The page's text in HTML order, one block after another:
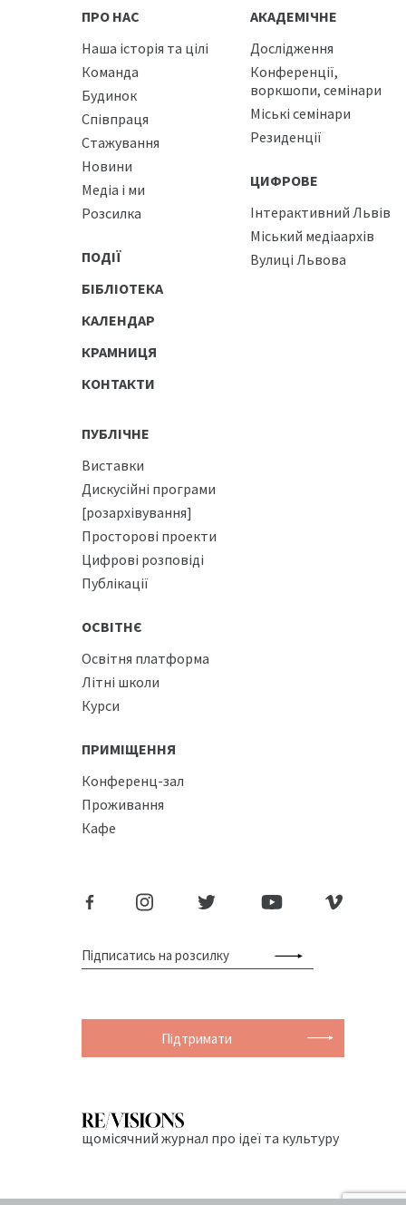
ПРО НАС
Наша історія та цілі
Команда
Будинок
Співпраця
Стажування
Новини
Медіа і ми
Розсилка
ПОДІЇ
БІБЛІОТЕКА
КАЛЕНДАР
КРАМНИЦЯ
КОНТАКТИ
АКАДЕМІЧНЕ
Дослідження
Конференції,
воркшопи, семінари
Міські семінари
Резиденції
ЦИФРОВЕ
Інтерактивний Львів
Міський медіаархів
Вулиці Львова
ПУБЛІЧНЕ
Виставки
Дискусійні програми
[розархівування]
Просторові проекти
Цифрові розповіді
Публікації
ОСВІТНЄ
Освітня платформа
Літні школи
Курси
ПРИМІЩЕННЯ
Конференц-зал
Проживання
Кафе
Підтримати
щомісячний журнал про ідеї та культуру